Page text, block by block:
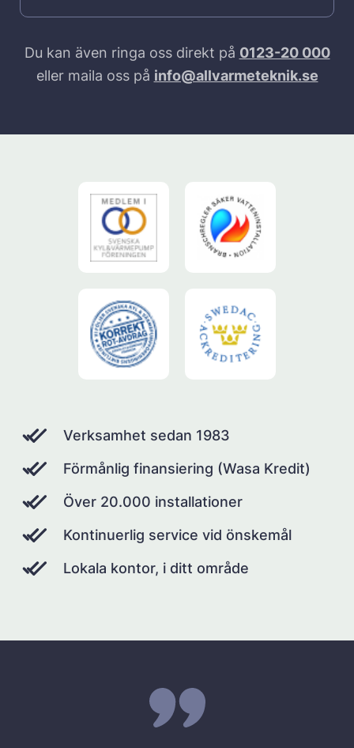
Du kan även ringa oss direkt på 0123-20 000
eller maila oss på info@allvarmeteknik.se
Verksamhet sedan 1983
Förmånlig finansiering (Wasa Kredit)
Över 20.000 installationer
Kontinuerlig service vid önskemål
Lokala kontor, i ditt område